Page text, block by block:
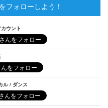
フォローしよう！
ウント
ル / ダンス